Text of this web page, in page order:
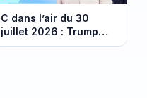
C dans l’air du 30
juillet 2026 : Trump
durcit le ton face à